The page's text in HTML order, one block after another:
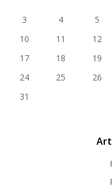
3
4 5
10
11 12
17
18 19
24
25 26
31